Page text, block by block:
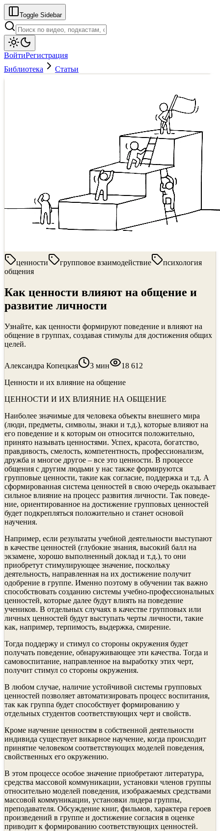
Toggle Sidebar
ВойтиРегистрация
Библиотека
Статьи
ценности групповое взаимодействие
психология
общения
Как ценности влияют на общение и
развитие личности
Узнайте, как ценности формируют поведение и влияют на
общение в группах, создавая стимулы для достижения общих
целей.
Александра Копецкая 3 мин
18 612
Ценности и их влияние на общение
ЦЕННОСТИ И ИХ ВЛИЯНИЕ НА ОБЩЕНИЕ
Наиболее значимые для человека объекты внешнего мира
(люди, предметы, символы, знаки и т.д.), которые влияют на
его поведение и к которым он относится положительно,
принято называть ценностями. Успех, красота, богатство,
прав­дивость, смелость, компетентность, профессионализм,
дружба и многое другое – все это ценности. В процессе
общения с другим людьми у нас также формируются
групповые ценности, такие как согласие, поддержка и т.д. А
сформированная система ценностей в свою очередь ока­зывает
сильное влияние на процесс развития личности. Так поведе­
ние, ориентированное на достижение групповых ценностей
будет подкрепляться положительно и станет основой
научения.
Например, если результаты учебной деятельности выступают
в каче­стве ценностей (глубокие знания, высокий балл на
экзамене, хоро­шо выполненный доклад и т.д.), то они
приобретут стимулирую­щее значение, поскольку
деятельность, направленная на их достиже­ние получит
одобрение в группе. Именно поэтому в обучении так важно
способствовать созданию системы учебно-профессиональных
ценностей, которые далее будут влиять на поведение
учеников. В отдельных случаях в качестве групповых или
личных ценностей будут выступать черты личности, такие
как, например, терпимость, выдержка, смирение.
Тогда поддержу и стимул со стороны окружения будет
получать по­ведение, обнаруживающее эти качества. Тогда и
самовоспитание, направленное на вы­работку этих черт,
получит стимул со стороны окружения.
В любом случае, наличие устойчивой системы групповых
ценностей позволяет автоматизиро­вать процесс воспитания,
так как группа будет способствует фор­мированию у
отдельных студентов соответствующих черт и свойств.
Кроме научение ценностям в собственной деятель­ности
индивида существует викарное научение, когда происходит
принятие человеком соответствующих моделей поведения,
свойственных его окружению.
В этом процессе особое значение приобретают литература,
средства массовой коммуникации, установки членов группы
относительно моделей поведения, изображаемых средствами
массовой коммуникации, установки лидера группы,
преподавателя. Обсуждение книг, фильмов, характера героев
произведений в группе и достижение согласия в оценке
приводит к формированию соответствующих ценностей.